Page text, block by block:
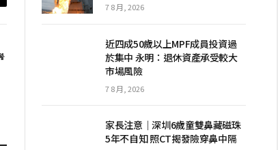
网
7 8 月, 2026
近四成50歲以上MPF成員投資過
於集中 永明：退休資產承受較大
市場風險
7 8 月, 2026
家長注意｜深圳6歲童雙鼻藏磁珠
5年不自知 照CT揭發險穿鼻中隔